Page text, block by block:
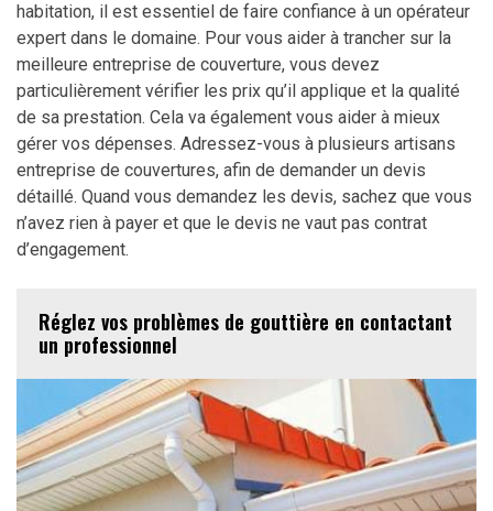
habitation, il est essentiel de faire confiance à un opérateur
expert dans le domaine. Pour vous aider à trancher sur la
meilleure entreprise de couverture, vous devez
particulièrement vérifier les prix qu’il applique et la qualité
de sa prestation. Cela va également vous aider à mieux
gérer vos dépenses. Adressez-vous à plusieurs artisans
entreprise de couvertures, afin de demander un devis
détaillé. Quand vous demandez les devis, sachez que vous
n’avez rien à payer et que le devis ne vaut pas contrat
d’engagement.
Réglez vos problèmes de gouttière en contactant
un professionnel